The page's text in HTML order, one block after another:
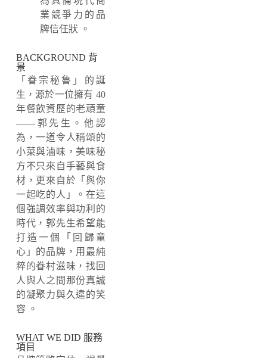
業競爭力的品
牌信任狀 。
BACKGROUND 背
景
「眷宗秘魯」的誕
生，源於一位擁有 40
年餐飲資歷的老頑童
——郭先生。他認
為，一道令人稱頌的
小菜與滷味，美味秘
方不只來自手藝與食
材，更來自於「與你
一起吃的人」。在這
個強調效率與功利的
時代，郭先生希望能
打造一個「回歸童
心」的品牌，用最純
粹的眷村滋味，找回
人與人之間那份真誠
的凝聚力與久違的笑
容 。
WHAT WE DID 服務
項目